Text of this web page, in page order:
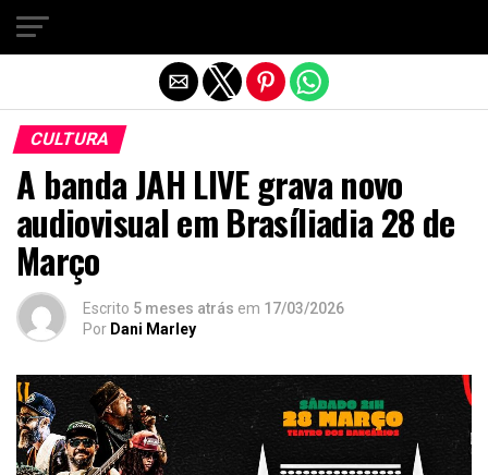
CULTURA
A banda JAH LIVE grava novo
audiovisual em Brasíliadia 28 de
Março
Escrito 5 meses atrás em 17/03/2026
Por Dani Marley